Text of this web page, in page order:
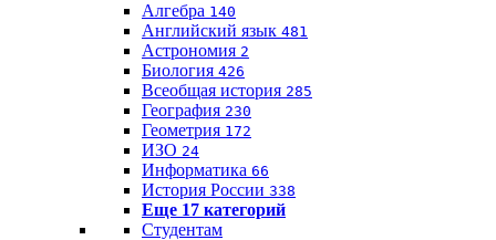
Алгебра 140
Английский язык 481
Астрономия 2
Биология 426
Всеобщая история 285
География 230
Геометрия 172
ИЗО 24
Информатика 66
История России 338
Еще 17 категорий
Студентам